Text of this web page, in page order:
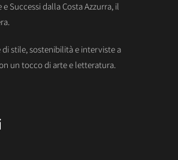
Successi dalla Costa Azzurra, il
stile, sostenibilità e interviste a
un tocco di arte e letteratura.